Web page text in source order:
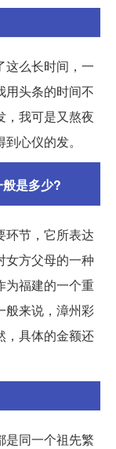
这么长时间，一
用头条的时间不
，我可是又熬夜
心仪的发。
是多少?
环节，它所表达
女方父母的一种
为福建的一个重
般来说，漳州彩
，具体的金额还
是同一个祖先繁